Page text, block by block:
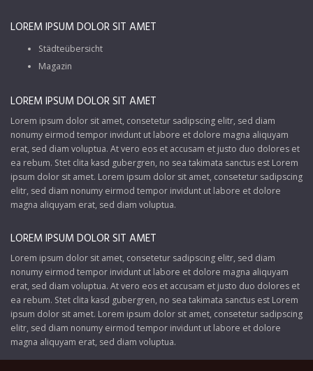
LOREM IPSUM DOLOR SIT AMET
Städteübersicht
Magazin
LOREM IPSUM DOLOR SIT AMET
Lorem ipsum dolor sit amet, consetetur sadipscing elitr, sed diam
nonumy eirmod tempor invidunt ut labore et dolore magna aliquyam
erat, sed diam voluptua. At vero eos et accusam et justo duo dolores et
ea rebum. Stet clita kasd gubergren, no sea takimata sanctus est Lorem
ipsum dolor sit amet. Lorem ipsum dolor sit amet, consetetur sadipscing
elitr, sed diam nonumy eirmod tempor invidunt ut labore et dolore
magna aliquyam erat, sed diam voluptua.
LOREM IPSUM DOLOR SIT AMET
Lorem ipsum dolor sit amet, consetetur sadipscing elitr, sed diam
nonumy eirmod tempor invidunt ut labore et dolore magna aliquyam
erat, sed diam voluptua. At vero eos et accusam et justo duo dolores et
ea rebum. Stet clita kasd gubergren, no sea takimata sanctus est Lorem
ipsum dolor sit amet. Lorem ipsum dolor sit amet, consetetur sadipscing
elitr, sed diam nonumy eirmod tempor invidunt ut labore et dolore
magna aliquyam erat, sed diam voluptua.